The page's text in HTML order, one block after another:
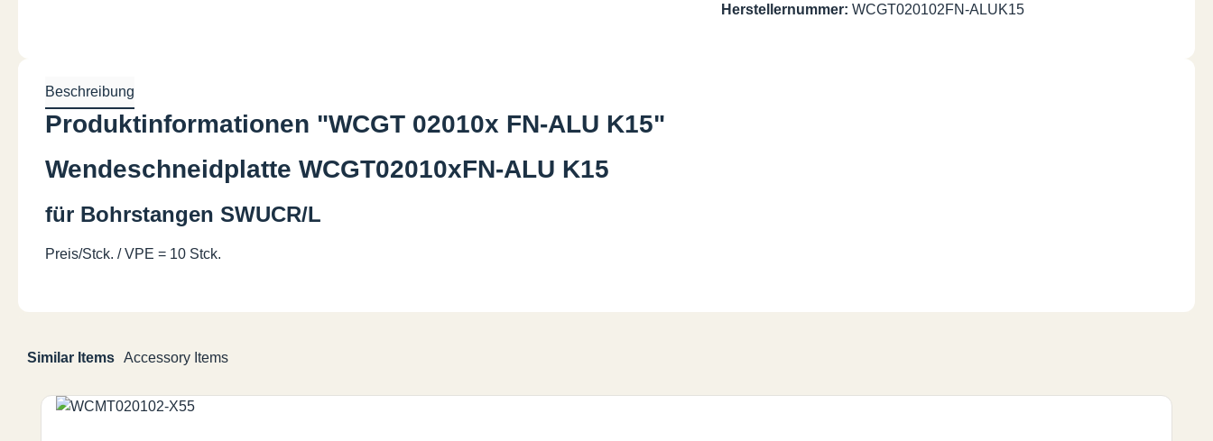
Herstellernummer: WCGT020102FN-ALUK15
Beschreibung
Produktinformationen "WCGT 02010x FN-ALU K15"
Wendeschneidplatte WCGT02010xFN-ALU K15
für Bohrstangen SWUCR/L
Preis/Stck. / VPE = 10 Stck.
Similar Items Accessory Items